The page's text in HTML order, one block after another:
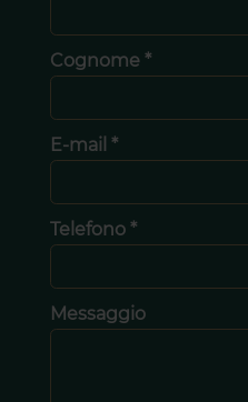
Cognome *
E-mail *
Telefono *
Messaggio